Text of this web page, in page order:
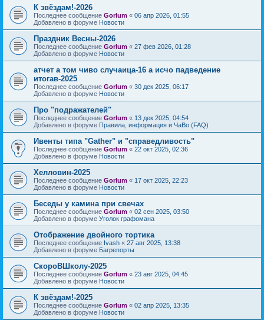
К звёздам!-2026
Последнее сообщение Gorlum « 06 апр 2026, 01:55
Добавлено в форуме Новости
Праздник Весны-2026
Последнее сообщение Gorlum « 27 фев 2026, 01:28
Добавлено в форуме Новости
атчет а том чиво случаица-16 а исчо падведение
итогав-2025
Последнее сообщение Gorlum « 30 дек 2025, 06:17
Добавлено в форуме Новости
Про "подражателей"
Последнее сообщение Gorlum « 13 дек 2025, 04:54
Добавлено в форуме Правила, информация и ЧаВо (FAQ)
Ивенты типа "Gather" и "справедливость"
Последнее сообщение Gorlum « 22 окт 2025, 02:36
Добавлено в форуме Новости
Хелловин-2025
Последнее сообщение Gorlum « 17 окт 2025, 22:23
Добавлено в форуме Новости
Беседы у камина при свечах
Последнее сообщение Gorlum « 02 сен 2025, 03:50
Добавлено в форуме Уголок графомана
Отображение двойного тортика
Последнее сообщение Ivash « 27 авг 2025, 13:38
Добавлено в форуме Багрепорты
СкороВШколу-2025
Последнее сообщение Gorlum « 23 авг 2025, 04:45
Добавлено в форуме Новости
К звёздам!-2025
Последнее сообщение Gorlum « 02 апр 2025, 13:35
Добавлено в форуме Новости